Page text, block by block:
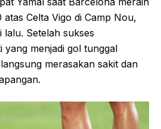
atas Celta Vigo di Camp Nou,
lalu. Setelah sukses
yang menjadi gol tunggal
merasakan sakit dan